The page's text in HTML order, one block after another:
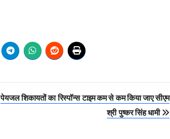
पेयजल शिकायतों का रिस्पॉन्स टाइम कम से कम किया जाए सीएम
श्री पुष्कर सिंह धामी